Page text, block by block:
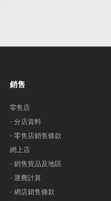
銷售
零售店
- 分店資料
- 零售店銷售條款
網上店
- 銷售貨品及地區
- 運費計算
- 網店銷售條款